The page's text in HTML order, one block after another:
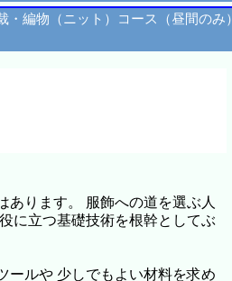
・編物（ニット）コース（昼間のみ）
ります。 服飾への道を選ぶ人
に立つ基礎技術を根幹としてぶ
ールや 少しでもよい材料を求め